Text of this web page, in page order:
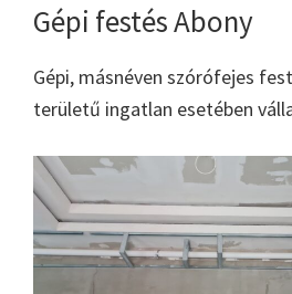
Gépi festés Abony
Gépi, másnéven szórófejes
területű ingatlan esetében